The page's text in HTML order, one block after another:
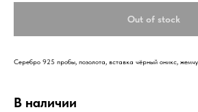
Out of stock
Серебро 925 пробы, позолота, вставка чёрный оникс,
В наличии